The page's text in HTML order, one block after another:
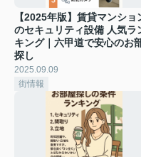
【2025年版】賃貸マンショ
のセキュリティ設備 人気ラ
キング｜六甲道で安心のお
探し
2025.09.09
街情報